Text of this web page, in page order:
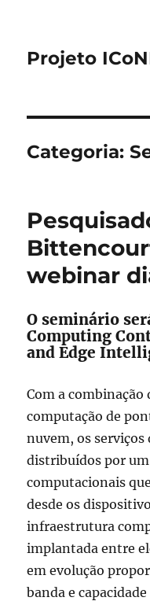
Projeto
Categoria:
webinar
O seminário
Computing
and Edge
Com a combinação
computação de
nuvem, os serviços
distribuídos por
computacionais
desde os
infraestrutura
implantada entre
em evolução
banda e